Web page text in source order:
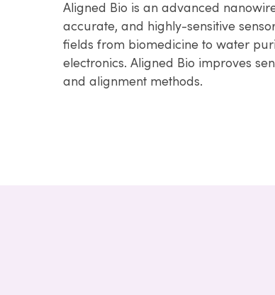
Aligned Bio is an advanced
accurate, and highly-sensitive
fields from biomedicine to water
electronics. Aligned Bio improves
and alignment methods.